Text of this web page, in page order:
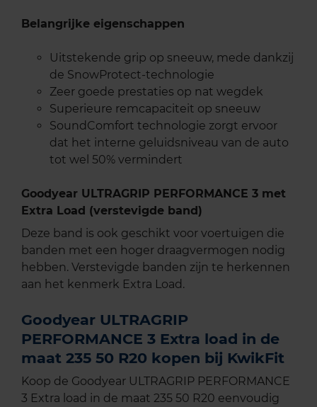
Belangrijke eigenschappen
Uitstekende grip op sneeuw, mede dankzij
de SnowProtect-technologie
Zeer goede prestaties op nat wegdek
Superieure remcapaciteit op sneeuw
SoundComfort technologie zorgt ervoor
dat het interne geluidsniveau van de auto
tot wel 50% vermindert
Goodyear ULTRAGRIP PERFORMANCE 3 met
Extra Load (verstevigde band)
Deze band is ook geschikt voor voertuigen die
banden met een hoger draagvermogen nodig
hebben. Verstevigde banden zijn te herkennen
aan het kenmerk Extra Load.
Goodyear ULTRAGRIP
PERFORMANCE 3 Extra load in de
maat 235 50 R20 kopen bij KwikFit
Koop de Goodyear ULTRAGRIP PERFORMANCE
3 Extra load in de maat 235 50 R20 eenvoudig